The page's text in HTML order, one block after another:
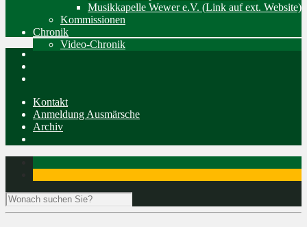
Musikkapelle Wewer e.V. (Link auf ext. Website)
Kommissionen
Chronik
Video-Chronik
Kontakt
Anmeldung Ausmärsche
Archiv